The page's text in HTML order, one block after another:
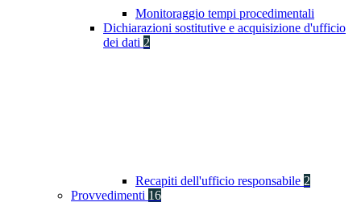
Monitoraggio tempi procedimentali
Dichiarazioni sostitutive e acquisizione d'ufficio
dei dati 2
Recapiti dell'ufficio responsabile 2
Provvedimenti 16